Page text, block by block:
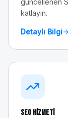
güncellenen
katlayın.
Detaylı Bilgi
SEO Hizmeti